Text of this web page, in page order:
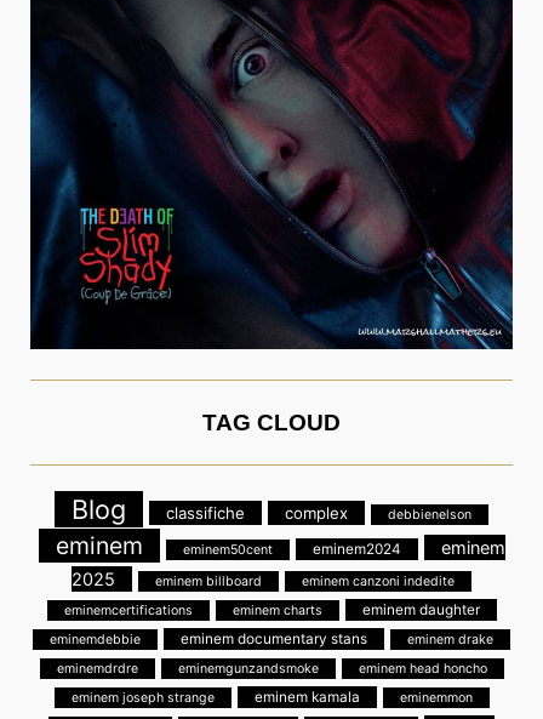
TAG CLOUD
Blog classifiche complex debbienelson
eminem eminem50cent eminem2024
eminem
2025
eminem billboard
eminem canzoni indedite
eminemcertifications
eminem charts eminem daughter
eminemdebbie eminem documentary stans
eminem drake
eminemdrdre
eminemgunzandsmoke
eminem head honcho
eminem joseph strange
eminem kamala eminemmon